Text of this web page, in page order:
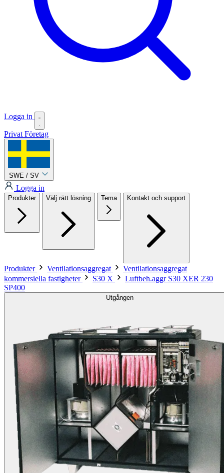
Logga in
Privat Företag
SWE / SV
Logga in
Produkter Välj rätt lösning Tema Kontakt och support
Produkter Ventilationsaggregat
Ventilationsaggregat
kommersiella fastigheter
S30 X
Luftbeh.aggr S30 XER 230
SP400
Utgången